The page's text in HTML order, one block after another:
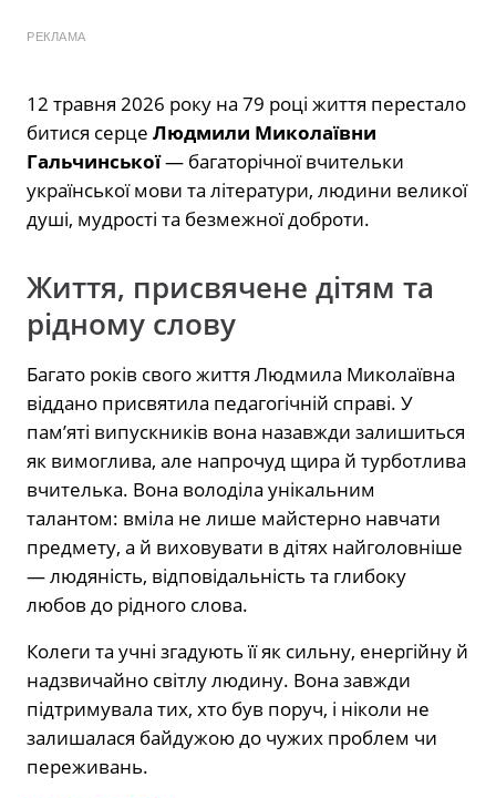
РЕКЛАМА
12 травня 2026 року на 79 році життя перестало
битися серце Людмили Миколаївни
Гальчинської— багаторічної вчительки
української мови та літератури, людини великої
душі, мудрості та безмежної доброти.
Життя, присвячене дітям та
рідному слову
Багато років свого життя Людмила Миколаївна
віддано присвятила педагогічній справі. У
пам’яті випускників вона назавжди залишиться
як вимоглива, але напрочуд щира й турботлива
вчителька. Вона володіла унікальним
талантом: вміла не лише майстерно навчати
предмету, а й виховувати в дітях найголовніше
— людяність, відповідальність та глибоку
любов до рідного слова.
Колеги та учні згадують її як сильну, енергійну й
надзвичайно світлу людину. Вона завжди
підтримувала тих, хто був поруч, і ніколи не
залишалася байдужою до чужих проблем чи
переживань.